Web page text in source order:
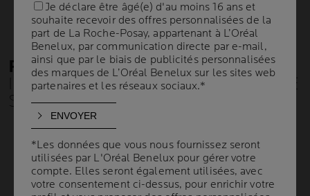
POURQUOI LA ROCHE-POSAY
INVESTIT-ELLE DANS LA RECHERCHE
SUR LA VIE MARINE ?
Je déclare être âgé(e) d'au moins 16 ans et
souhaite recevoir des offres personnalisées de la
part de La Roche-Posay, appartenant à L’Oréal
Benelux, par communication directe par e-mail,
ainsi que par le biais de publicités personnalisées
des marques de L’Oréal Benelux sur les sites web
partenaires et les réseaux sociaux.*
*Les données que vous nous fournissez seront
utilisées par L'Oréal Benelux pour gérer votre
compte. Elles seront également utilisées, avec
votre consentement ci-dessus, pour enrichir votre
Je déclare être âgé(e) d'au moins 16 ans et
souhaite recevoir des offres personnalisées de la
part de La Roche-Posay, appartenant à L’Oréal
Benelux, par communication directe par e-mail,
ainsi que par le biais de publicités personnalisées
des marques de L’Oréal Benelux sur les sites web
partenaires et les réseaux sociaux.*
*Les données que vous nous fournissez seront
utilisées par L'Oréal Benelux pour gérer votre
compte. Elles seront également utilisées, avec
votre consentement ci-dessus, pour enrichir votre